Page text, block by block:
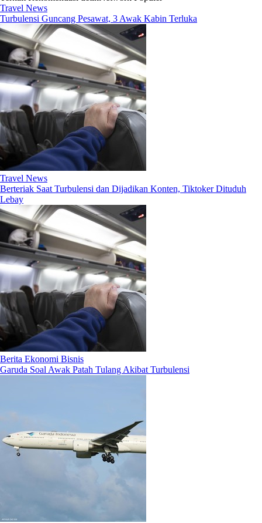
Travel News
Turbulensi Guncang Pesawat, 3 Awak Kabin Terluka
Travel News
Berteriak Saat Turbulensi dan Dijadikan Konten, Tiktoker Dituduh
Lebay
Berita Ekonomi Bisnis
Garuda Soal Awak Patah Tulang Akibat Turbulensi